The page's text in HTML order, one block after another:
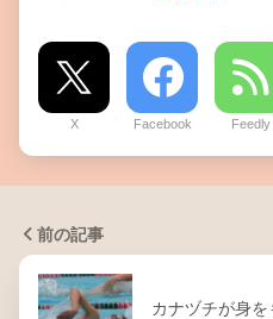
X Facebook Feedly
前の記事
カナヅチが身